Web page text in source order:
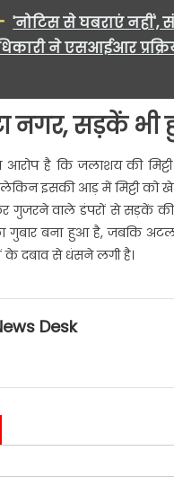
'नोटिस से घबराएं नहीं',
ने एसआईआर
नगर, सड़कें भी
आरोप है कि जलाशय की
इसकी आड़ में मिट्टी को
गुजरने वाले डंपरों से सड़कें
गुबार बना हुआ है, जबकि
के दबाव से धंसने लगी है।
Desk